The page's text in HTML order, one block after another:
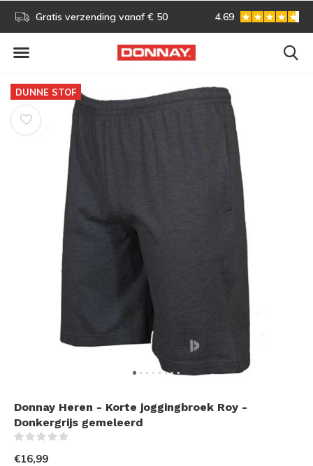
Gratis verzending vanaf € 50 Gratis omruilen
4.69
DUNNE STOF
Donnay Heren - Korte joggingbroek Roy -
Donkergrijs gemeleerd
€16,99